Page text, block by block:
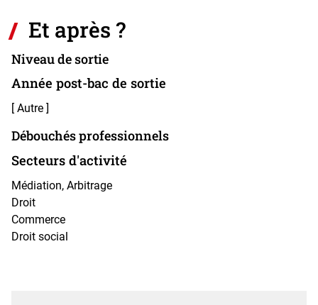
Et après ?
Niveau de sortie
Année post-bac de sortie
[ Autre ]
Débouchés professionnels
Secteurs d'activité
Médiation, Arbitrage
Droit
Commerce
Droit social